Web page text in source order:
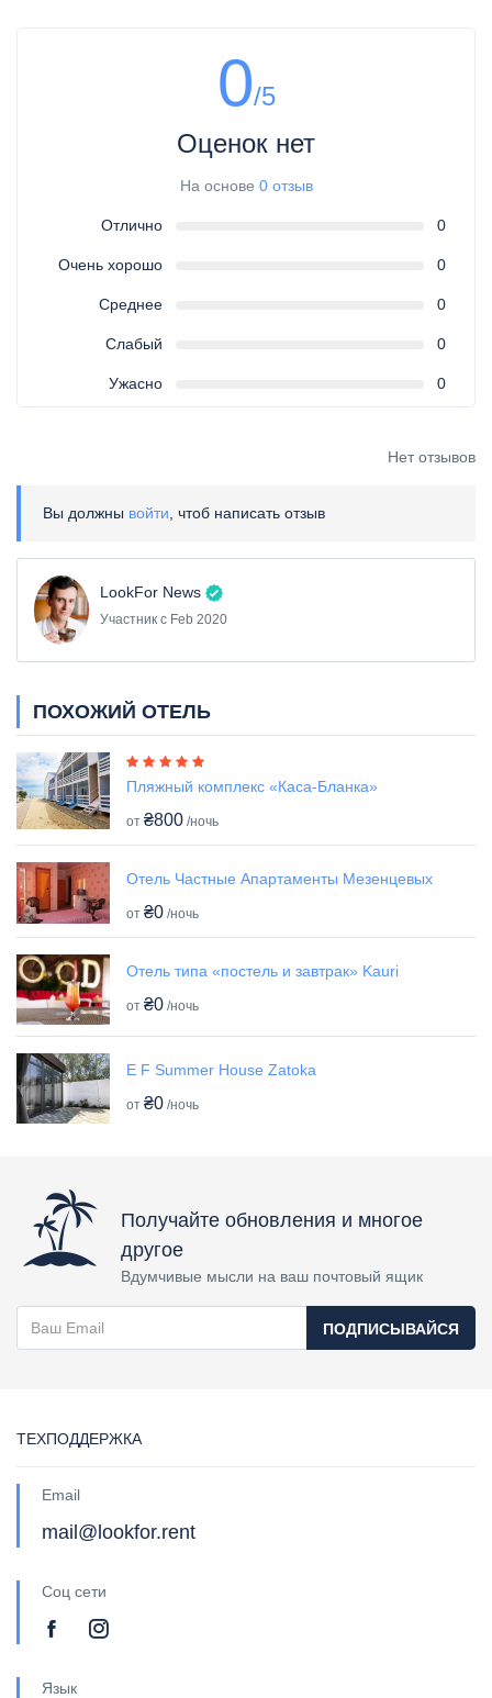
0/5
Оценок нет
На основе 0 отзыв
Отлично 0
Очень хорошо 0
Среднее 0
Слабый 0
Ужасно 0
Нет отзывов
Вы должны войти , чтоб написать отзыв
LookFor News
Участник с Feb 2020
ПОХОЖИЙ ОТЕЛЬ
Пляжный комплекс «Каса-Бланка»
от ₴800 /ночь
Отель Частные Апартаменты Мезенцевых
от ₴0 /ночь
Отель типа «постель и завтрак» Kauri
от ₴0 /ночь
E F Summer House Zatoka
от ₴0 /ночь
Получайте обновления и многое
другое
Вдумчивые мысли на ваш почтовый ящик
ПОДПИСЫВАЙСЯ
ТЕХПОДДЕРЖКА
Email
mail@lookfor.rent
Соц сети
Язык